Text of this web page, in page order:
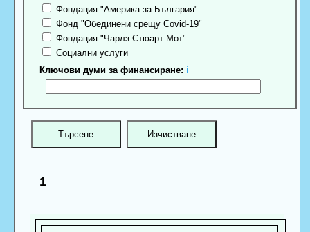
Фондация "Америка за България"
Фонд "Обединени срещу Covid-19"
Фондация "Чарлз Стюарт Мот"
Социални услуги
Ключови думи за финансиране: ℹ
1